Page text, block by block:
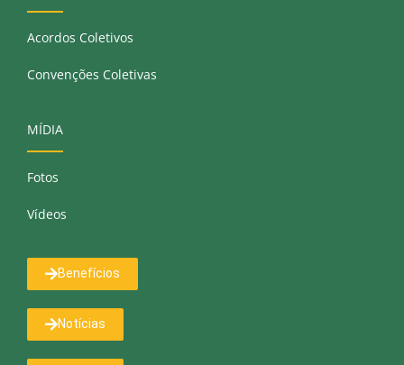
Acordos Coletivos
Convenções Coletivas
MÍDIA
Fotos
Vídeos
Benefícios
Notícias